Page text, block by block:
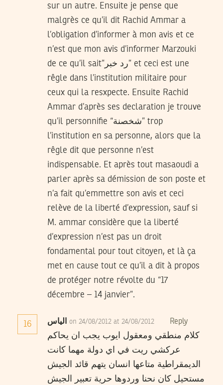
sur un autre. Ensuite je pense que
malgrès ce qu’il dit Rachid Ammar a
l’obligation d’informer à mon avis et ce
n’est que mon avis d’informer Marzouki
de ce qu’il sait”رد خبر” et ceci est une
rêgle dans l’institution militaire pour
ceux qui la resxpecte. Ensuite Rachid
Ammar d’après ses declaration je trouve
qu’il personnifie “شخصنة” trop
l’institution en sa personne, alors que la
rêgle dit que personne n’est
indispensable. Et après tout masaoudi a
parler après sa démission de son poste et
n’a fait qu’emmettre son avis et ceci
relève de la liberté d’expression, sauf si
M. ammar considère que la liberté
d’expression n’est pas un droit
fondamental pour tout citoyen, et là ça
met en cause tout ce qu’il a dit à propos
de protéger notre révolte du “17
décembre – 14 janvier”.
16 الياس on 24/08/2012 at 24/08/2012 Reply
كلام منطقي ومعقول ايوب يجب ان يحاكم
عركشي ريت في اي دولة مهما كانت
الديمقراطية متاعها انسان يتهم قائد الجيش
مستحيل كان نحنا وردوها حرية تعبير الجيش